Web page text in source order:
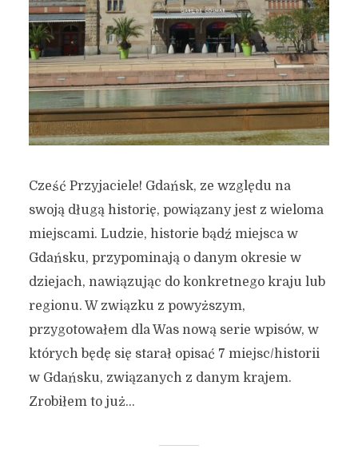
Cześć Przyjaciele! Gdańsk, ze względu na
swoją długą historię, powiązany jest z wieloma
miejscami. Ludzie, historie bądź miejsca w
Gdańsku, przypominają o danym okresie w
dziejach, nawiązując do konkretnego kraju lub
regionu. W związku z powyższym,
przygotowałem dla Was nową serie wpisów, w
których będę się starał opisać 7 miejsc/historii
w Gdańsku, związanych z danym krajem.
Zrobiłem to już...